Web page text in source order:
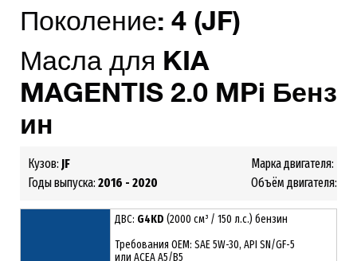
Поколение: 4 (JF)
Масла для KIA
MAGENTIS 2.0 MPi Бенз
ин
Кузов: JF
Годы выпуска: 2016 - 2020
Марка двигателя:
Объём двигателя:
ДВС: G4KD (2000 см³ / 150 л.с.) бензин
Требования ОЕМ: SAE 5W-30, API SN/GF-5
или ACEA A5/B5